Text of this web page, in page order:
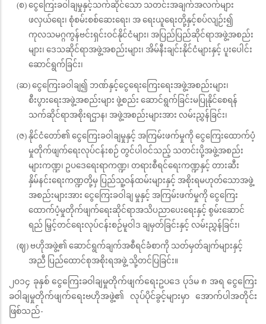
(စ) ငွေကြေးခဝါချမှုနှင့်သက်ဆိုင်သော သတင်းအချက်အလက်များ
ဖလှယ်ရေး၊ စုံစမ်းစစ်ဆေးရေး၊ အ ရေးယူရေးတို့နှင့်စပ်လျဉ်း၍
ကုလသမဂ္ဂကွန်ဗင်းရှင်းဝင်နိုင်ငံများ၊ အပြည်ပြည်ဆိုင်ရာအဖွဲ့အစည်း
များ၊ ဒေသဆိုင်ရာအဖွဲ့အစည်းများ၊ အိမ်နီးချင်းနိုင်ငံများနှင့် ပူးပေါင်း
ဆောင်ရွက်ခြင်း၊
(ဆ) ငွေကြေးခဝါချ၍ ဘဏ်နှင့်ငွေရေးကြေးရေးအဖွဲ့အစည်းများ၊
စီးပွားရေးအဖွဲ့အစည်းများ ဖွဲ့စည်း ဆောင်ရွက်ခြင်းမပြုနိုင်စေရန်
သက်ဆိုင်ရာအစိုးရဌာန၊ အဖွဲ့အစည်းများအား လမ်းညွှန်ခြင်း၊
(ဇ) နိုင်ငံတော်၏ ငွေကြေးခဝါချမှုနှင့် အကြမ်းဖက်မှုကို ငွေကြေးထောက်ပံ့
မှုတိုက်ဖျက်ရေးလုပ်ငန်းစဉ် တွင်ပါဝင်သည့် သတင်းပို့အဖွဲ့အစည်း
များကဏ္ဍ၊ ဥပဒေရေးရာကဏ္ဍ၊ တရားစီရင်ရေးကဏ္ဍနှင့် တားဆီး
နှိမ်နင်းရေးကဏ္ဍတို့မှ ပြည်သူ့ဝန်ထမ်းများနှင့် အစိုးရမဟုတ်သောအဖွဲ့
အစည်းများအား ငွေကြေးခဝါချ မှုနှင့် အကြမ်းဖက်မှုကို ငွေကြေး
ထောက်ပံ့မှုတိုက်ဖျက်ရေးဆိုင်ရာအသိပညာပေးရေးနှင့် စွမ်းဆောင်
ရည် မြှင့်တင်ရေးလုပ်ငန်းစဉ်မူဝါဒ ချမှတ်ခြင်းနှင့် လမ်းညွှန်ခြင်း၊
(ဈ) ဗဟိုအဖွဲ့၏ ဆောင်ရွက်ချက်အစီရင်ခံစာကို သတ်မှတ်ချက်များနှင့်
အညီ ပြည်ထောင်စုအစိုးရအဖွဲ့ သို့တင်ပြခြင်း။
၂၀၁၄ ခုနှစ် ငွေကြေးခဝါချမှုတိုက်ဖျက်ရေးဥပဒေ ပုဒ်မ ၈ အရ ငွေကြေး
ခဝါချမှုတိုက်ဖျက်ရေးဗဟိုအဖွဲ့၏ လုပ်ပိုင်ခွင့်များမှာ အောက်ပါအတိုင်း
ဖြစ်သည်-